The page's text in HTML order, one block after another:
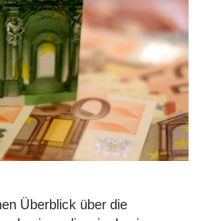
Überblick über die